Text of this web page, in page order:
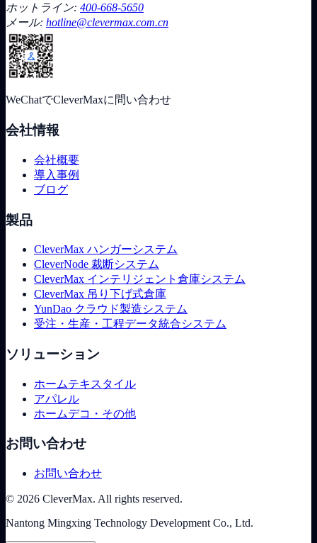
ホットライン: 400-668-5650
メール: hotline@clevermax.com.cn
WeChatでCleverMaxに問い合わせ
会社情報
会社概要
導入事例
ブログ
製品
CleverMax ハンガーシステム
CleverNode 裁断システム
CleverMax インテリジェント倉庫システム
CleverMax 吊り下げ式倉庫
YunDao クラウド製造システム
受注・生産・工程データ統合システム
ソリューション
ホームテキスタイル
アパレル
ホームデコ・その他
お問い合わせ
お問い合わせ
© 2026 CleverMax. All rights reserved.
Nantong Mingxing Technology Development Co., Ltd.